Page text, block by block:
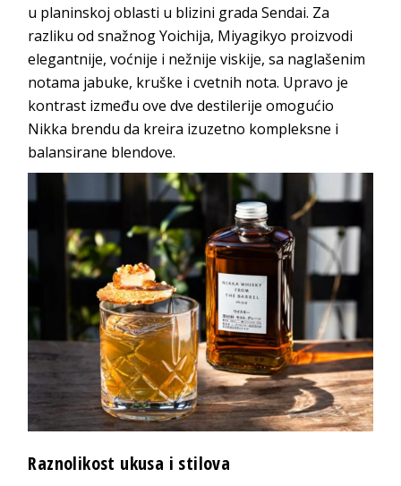
u planinskoj oblasti u blizini grada Sendai. Za
razliku od snažnog Yoichija, Miyagikyo proizvodi
elegantnije, voćnije i nežnije viskije, sa naglašenim
notama jabuke, kruške i cvetnih nota. Upravo je
kontrast između ove dve destilerije omogućio
Nikka brendu da kreira izuzetno kompleksne i
balansirane blendove.
Raznolikost ukusa i stilova